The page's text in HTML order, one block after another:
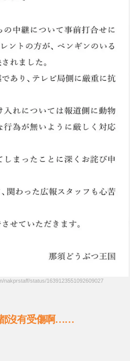
nakprstaff/status/1639123551092609027
都沒有受傷啊……